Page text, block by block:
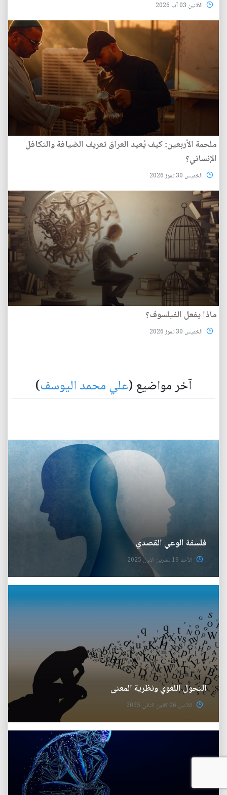
الأثنين 03 آب 2026
ملحمة الأربعين: كيف يُعيد العراق تعريف الضيافة والتكافل
الإنساني؟
الخميس 30 تموز 2026
ماذا يفعل الفيلسوف؟
الخميس 30 تموز 2026
آخر مواضيع (علي محمد اليوسف)
فلسفة الوعي القصدي
الأحد 19 تشرين الاول 2025
التحول اللغوي ونظرية المعنى
الأثنين 06 كانون الثاني 2025